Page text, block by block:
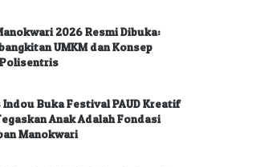
2026 Resmi Dibuka:
UMKM dan Konsep
Buka Festival PAUD Kreatif
Anak Adalah Fondasi
Manokwari